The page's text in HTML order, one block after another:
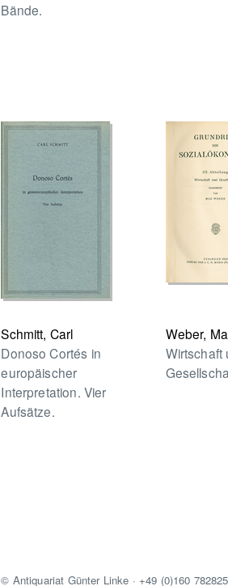
Bände.
Schmitt, Carl
Donoso Cortés in
europäischer
Interpretation. Vier
Aufsätze.
Weber,
Wirtschaft
© Antiquariat Günter Linke · +49 (0)160